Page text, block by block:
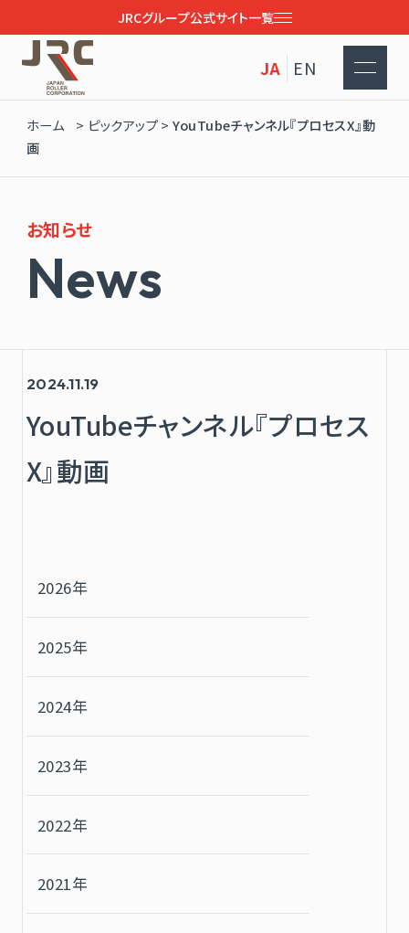
JRCグループ公式サイト一覧
EN
JA
ホーム > ピックアップ>YouTubeチャンネル『プロセスX』動
画
お知らせ
News
2026年
2025年
2024年
2023年
2022年
2021年
2024.11.19
YouTubeチャンネル『プロセス
X』動画